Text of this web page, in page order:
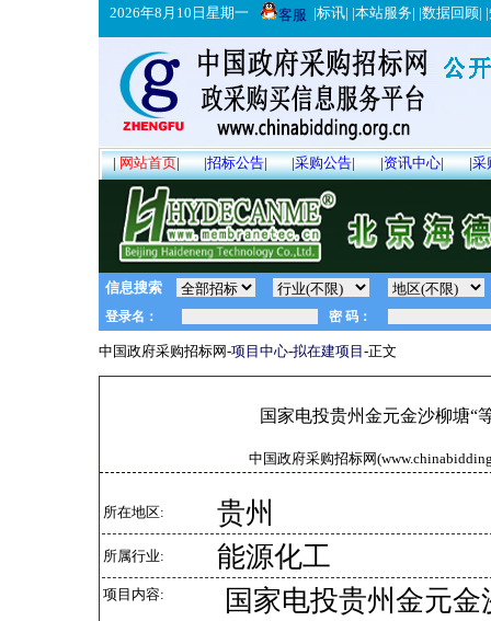
2026年8月10日星期一 客服 |标讯| |本站服务| |数据回顾| |
|网站首页| |招标公告| |采购公告| |资讯中心| |采
信息搜索
中国政府采购招标网-项目中心-拟在建项目 -正文
国家电投贵州金元金沙柳塘“
中国政府采购招标网
所在地区: 贵州
所属行业: 能源化工
项目内容:
国家电投贵州金元